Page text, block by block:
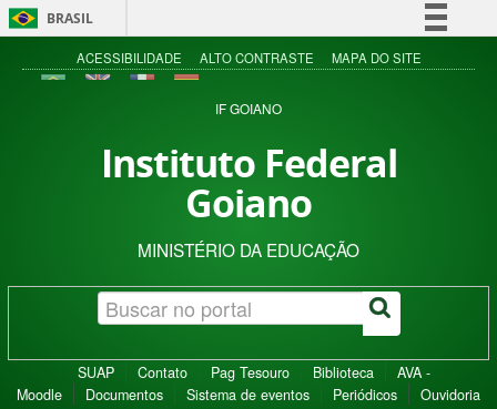
BRASIL
Simplifique!
Acesso à informação
ACESSIBILIDADE ALTO CONTRASTE MAPA DO SITE
IF GOIANO
Instituto Federal
Goiano
MINISTÉRIO DA EDUCAÇÃO
SUAP Contato Pag Tesouro Biblioteca
AVA -
Moodle
Documentos Sistema de eventos Periódicos Ouvidoria